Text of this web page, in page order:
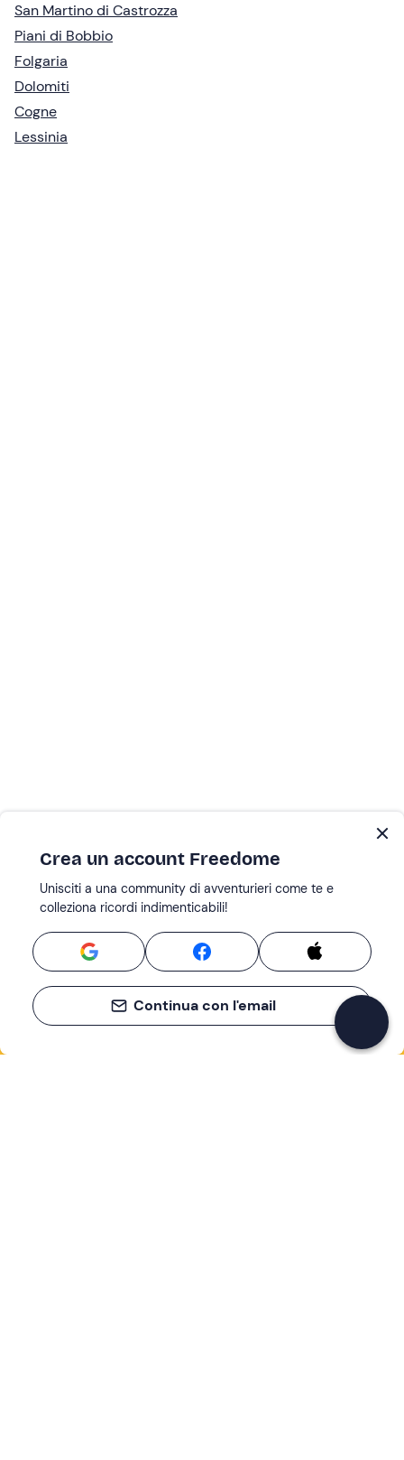
San Martino di Castrozza
Piani di Bobbio
Folgaria
Dolomiti
Cogne
Lessinia
Se non sai mai cosa fare, sai cosa fare
Crea un account Freedome
Unisciti a una community di avventurieri come te e
colleziona ricordi indimenticabili!
Continua con l'email